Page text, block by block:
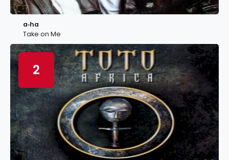
a‐ha
Take on Me
2